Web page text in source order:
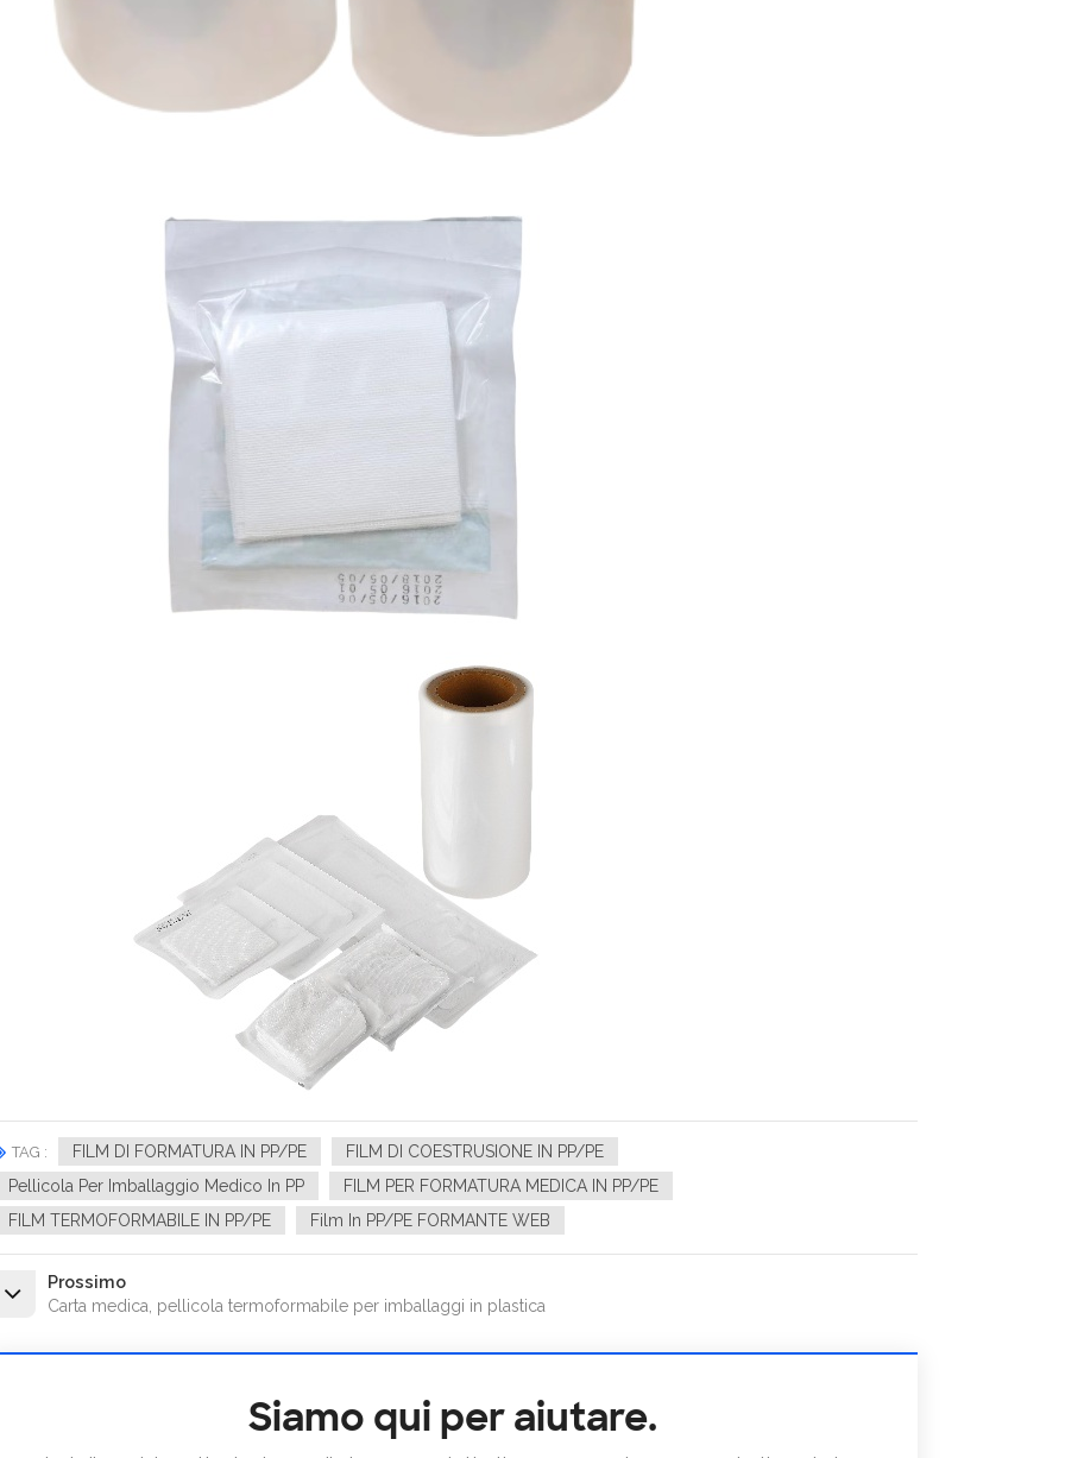
TAG : FILM DI FORMATURA IN PP/PE
FILM DI COESTRUSIONE IN PP/PE
Pellicola Per Imballaggio Medico In PP
FILM PER FORMATURA MEDICA IN PP/PE
FILM TERMOFORMABILE IN PP/PE
Film In PP/PE FORMANTE WEB
Prossimo
Carta medica, pellicola termoformabile per imballaggi in plastica
Siamo qui per aiutare.